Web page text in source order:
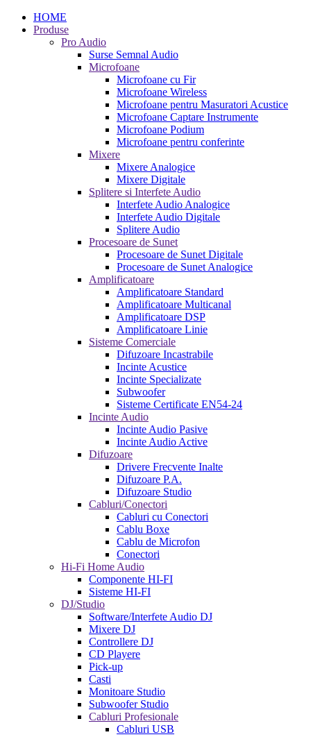
HOME
Produse
Pro Audio
Surse Semnal Audio
Microfoane
Microfoane cu Fir
Microfoane Wireless
Microfoane pentru Masuratori Acustice
Microfoane Captare Instrumente
Microfoane Podium
Microfoane pentru conferinte
Mixere
Mixere Analogice
Mixere Digitale
Splitere si Interfete Audio
Interfete Audio Analogice
Interfete Audio Digitale
Splitere Audio
Procesoare de Sunet
Procesoare de Sunet Digitale
Procesoare de Sunet Analogice
Amplificatoare
Amplificatoare Standard
Amplificatoare Multicanal
Amplificatoare DSP
Amplificatoare Linie
Sisteme Comerciale
Difuzoare Incastrabile
Incinte Acustice
Incinte Specializate
Subwoofer
Sisteme Certificate EN54-24
Incinte Audio
Incinte Audio Pasive
Incinte Audio Active
Difuzoare
Drivere Frecvente Inalte
Difuzoare P.A.
Difuzoare Studio
Cabluri/Conectori
Cabluri cu Conectori
Cablu Boxe
Cablu de Microfon
Conectori
Hi-Fi Home Audio
Componente HI-FI
Sisteme HI-FI
DJ/Studio
Software/Interfete Audio DJ
Mixere DJ
Controllere DJ
CD Playere
Pick-up
Casti
Monitoare Studio
Subwoofer Studio
Cabluri Profesionale
Cabluri USB